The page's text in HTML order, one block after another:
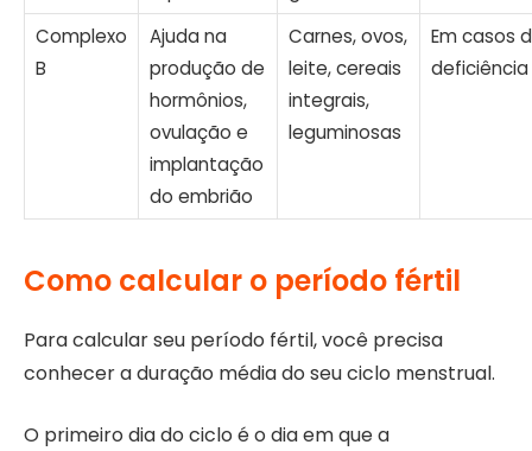
Complexo
B
Ajuda na
produção de
hormônios,
ovulação e
implantação
do embrião
Carnes, ovos,
leite, cereais
integrais,
leguminosas
Em casos
deficiência
Como calcular o período fértil
Para calcular seu período fértil, você precisa
conhecer a duração média do seu ciclo menstrual.
O primeiro dia do ciclo é o dia em que a